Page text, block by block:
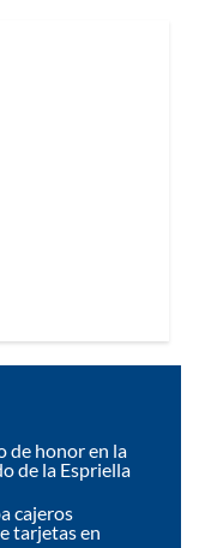
de honor en la
de la Espriella
cajeros
tarjetas en